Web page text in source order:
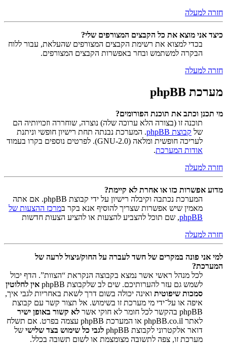
חזרה למעלה
כיצד אני מוצא את כל הקבצים המצורפים שלי?
בכדי למצוא את רשימת הקבצים המצורפים שהעלאת, עבור ללוח
הבקרה למשתמש ובחר באפשרות הקבצים המצורפים.
חזרה למעלה
מערכת phpBB
מי תכנן וכתב את תוכנת הפורומים?
תוכנה זו (בצורה הלא ערוכה שלה) נוצרה, שוחררה וזכויותיה הם
של קבוצת phpBB
. המערכת נבנתה תחת רישיון חופשי וניתנת
לעריכה חופשית ומלאה (GNU-2.0). לפרטים נוספים בקרו בעמוד
אודות המערכת.
חזרה למעלה
מדוע אפשרות כזו או אחרת לא קיימת?
המערכת נכתבה וקיבלה רישיון על ידי קבוצת phpBB. אם אתה
מאמין שיש אפשרות שצריך להוסיף אנא בקר במרכז ההצעות של
phpBB, שם תוכל להצביע להצעות או להציע הצעות חדשות
חזרה למעלה
למי אני פונה במקרים של חשד לעברה על החוק/ניצול לרעה של
המערכת?
לכל מנהל ראשי אשר נמצא בקבוצה הנקראת “הצוות”. הדף יכול
לשמש גם עזר להערותיכם. שים לב שלקבוצת phpBB
אין לחלוטין
סמכות שיפוטית ואינה יכולה בשום דרך לשאת באחריות לגבי איך,
איפה או על־ידי מי מערכת זו בשימוש. אל תצור קשר עם קבוצת
phpBB בהקשר לכל חומר לא חוקי אשר
לא קשור באופן ישיר
לאתר phpBB.co.il או המערכת phpBB עצמה בפרט. אם תשלח
דואר אלקטרוני לקבוצת phpBB
לגבי כל שימוש בצד שלישי של
מערכת זו, צפה לתשובה מצומצמת או לשום תשובה בכלל.